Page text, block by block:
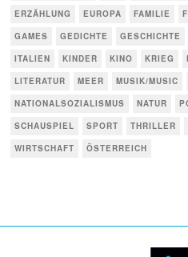
ERZÄHLUNG
EUROPA FAMILIE
GAMES
GEDICHTE GESCHICHTE
ITALIEN
KINDER KINO KRIEG
LITERATUR
MEER MUSIK/MUSIC
NATIONALSOZIALISMUS
NATUR
SCHAUSPIEL
SPORT THRILLER
WIRTSCHAFT
ÖSTERREICH